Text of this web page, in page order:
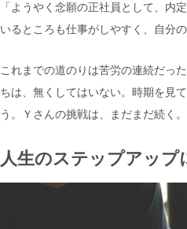
「ようやく念願の正社員として、内
いるところも仕事がしやすく、自分
これまでの道のりは苦労の連続だっ
ちは、無くしてはいない。時期を見
う。 Ｙ さんの挑戦は、まだまだ続く。
人生のステップアップ